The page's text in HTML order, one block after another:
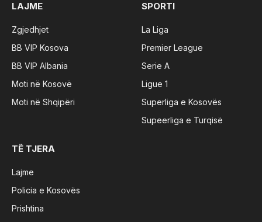
LAJME
Zgjedhjet
BB VIP Kosova
BB VIP Albania
Moti në Kosovë
Moti në Shqipëri
SPORTI
La Liga
Premier League
Serie A
Ligue 1
Superliga e Kosovës
Supeerliga e Turqisë
TË TJERA
Lajme
Policia e Kosovës
Prishtina